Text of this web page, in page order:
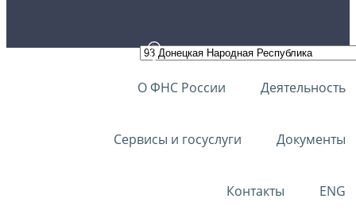
О ФНС России Деятельность
Сервисы и госуслуги Документы
Контакты ENG